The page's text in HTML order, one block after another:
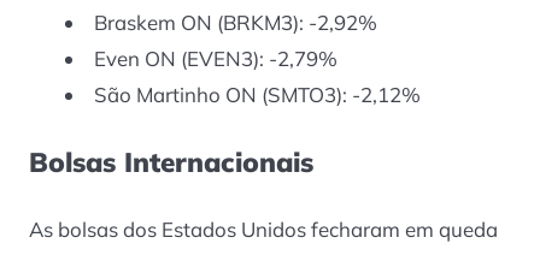
Braskem ON (BRKM3): -2,92%
Even ON (EVEN3): -2,79%
São Martinho ON (SMTO3): -2,12%
Bolsas Internacionais
As bolsas dos Estados Unidos fecharam em queda